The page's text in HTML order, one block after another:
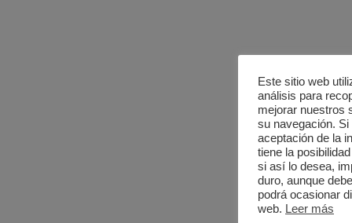
Este sitio web
análisis para
mejorar nuestros
su navegación.
aceptación de la
tiene la
si así lo desea,
duro, aunque
podrá ocasionar
web. Leer más